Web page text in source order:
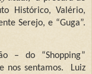
Histórico, Valério,
Serejo, e “Guga”.
– do “Shopping”
nos sentamos.
Luiz